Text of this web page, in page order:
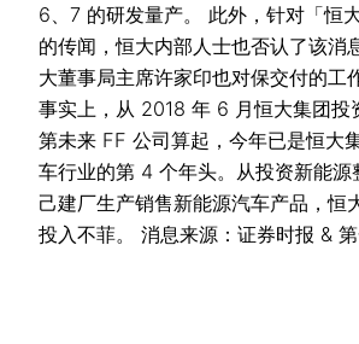
6、7 的研发量产。 此外，针对「恒
的传闻，恒大内部人士也否认了该消
大董事局主席许家印也对保交付的工
事实上，从 2018 年 6 月恒大集团投
第未来 FF 公司算起，今年已是恒大
车行业的第 4 个年头。从投资新能源
己建厂生产销售新能源汽车产品，恒
投入不菲。 消息来源：证券时报 &